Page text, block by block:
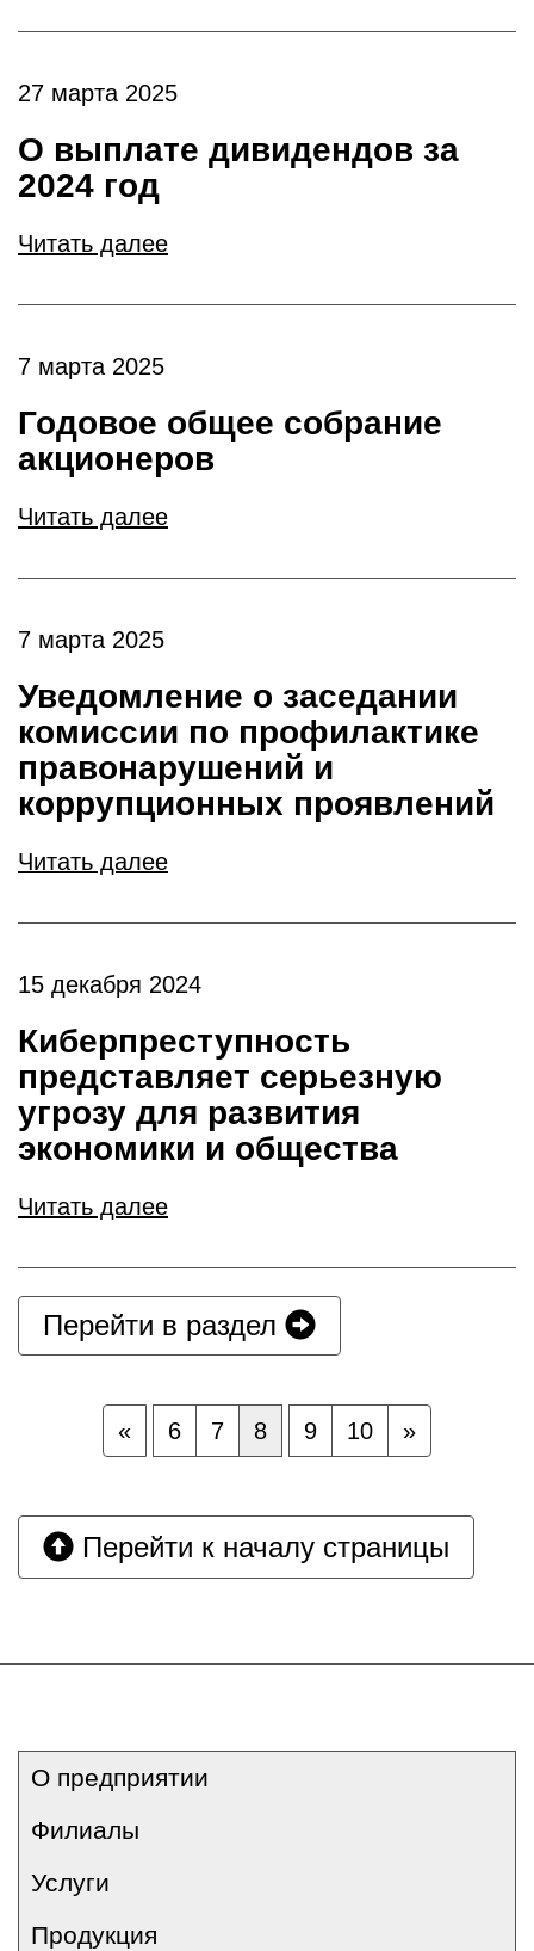
27 марта 2025
О выплате дивидендов за
2024 год
Читать далее
7 марта 2025
Годовое общее собрание
акционеров
Читать далее
7 марта 2025
Уведомление о заседании
комиссии по профилактике
правонарушений и
коррупционных проявлений
Читать далее
15 декабря 2024
Киберпреступность
представляет серьезную
угрозу для развития
экономики и общества
Читать далее
Перейти в раздел
« 6 7 8 9 10 »
Перейти к началу страницы
О предприятии
Филиалы
Услуги
Продукция